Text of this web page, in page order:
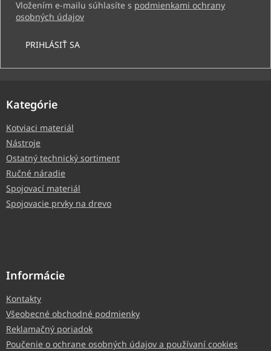
Vložením e-mailu súhlasíte s podmienkami ochrany
osobných údajov
PRIHLÁSIŤ SA
Kategórie
Kotviaci materiál
Nástroje
Ostatný technický sortiment
Ručné náradie
Spojovací materiál
Spojovacie prvky na drevo
Informácie
Kontakty
Všeobecné obchodné podmienky
Reklamačný poriadok
Poučenie o ochrane osobných údajov a používaní cookies